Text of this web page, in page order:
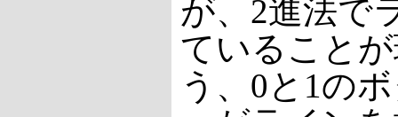
が、2進法で
ていること
う、0と1の